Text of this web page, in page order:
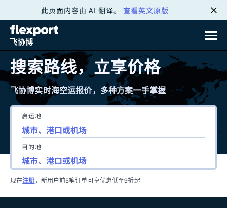
此页面内容由 AI 翻译。 查看英文原版
搜索路线，立享价格
飞协博实时海空运报价，多种方案一手掌握
启运地
目的地
现在注册 ，新用户前5笔订单可享优惠低至9折起